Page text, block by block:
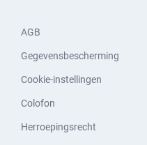
AGB
Gegevensbescherming
Cookie-instellingen
Colofon
Herroepingsrecht